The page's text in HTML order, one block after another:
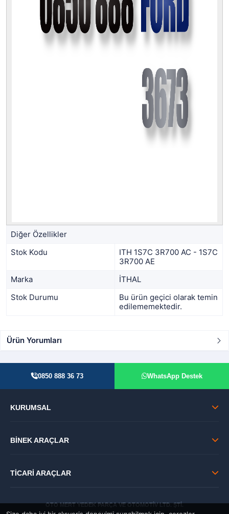
Diğer Özellikler
Stok Kodu
ITH 1S7C 3R700 AC - 1S7C
3R700 AE
Marka
İTHAL
Stok Durumu
Bu ürün geçici olarak temin
edilememektedir.
Ürün Yorumları
0850 888 36 73 WhatsApp Destek
KURUMSAL
BİNEK ARAÇLAR
TİCARİ ARAÇLAR
OTO MERT YEDEK PARÇA VE OTOMOTİV LTD. ŞTİ.